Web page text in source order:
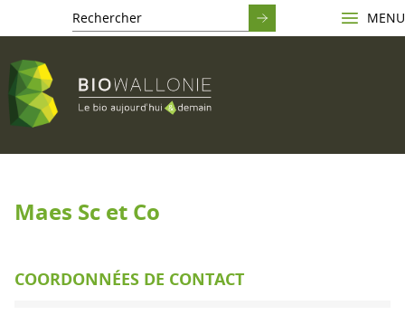
MENU
Maes Sc et Co
COORDONNÉES DE CONTACT